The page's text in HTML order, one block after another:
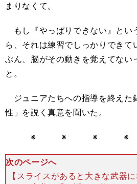
まりなくて。
もし『やっぱりできない』とい
ら、それは練習でしっかりできて
ぶん、脳がその動きを覚えてない
と。
ジュニアたちへの指導を終えた
性」を説く真意を聞いた。
※ ※ ※ ※
次のページへ
【スライスがあると大きな武